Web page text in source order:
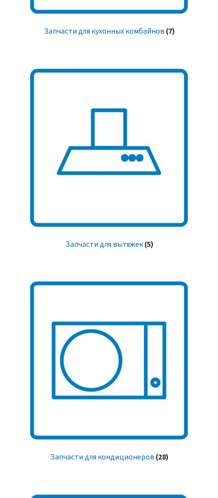
Запчасти для кухонных комбайнов (7)
Запчасти для вытяжек (5)
Запчасти для кондиционеров (28)